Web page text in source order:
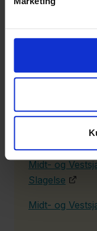
Holbæk
Midt- og
Slagelse
Midt- og